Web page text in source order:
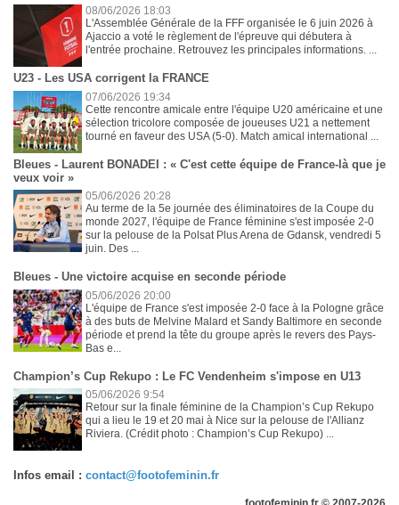
08/06/2026 18:03
L'Assemblée Générale de la FFF organisée le 6 juin 2026 à
Ajaccio a voté le règlement de l'épreuve qui débutera à
l'entrée prochaine. Retrouvez les principales informations. ...
U23 - Les USA corrigent la FRANCE
07/06/2026 19:34
Cette rencontre amicale entre l'équipe U20 américaine et une
sélection tricolore composée de joueuses U21 a nettement
tourné en faveur des USA (5-0). Match amical international ...
Bleues - Laurent BONADEI : « C'est cette équipe de France-là que je
veux voir »
05/06/2026 20:28
Au terme de la 5e journée des éliminatoires de la Coupe du
monde 2027, l'équipe de France féminine s'est imposée 2-0
sur la pelouse de la Polsat Plus Arena de Gdansk, vendredi 5
juin. Des ...
Bleues - Une victoire acquise en seconde période
05/06/2026 20:00
L'équipe de France s'est imposée 2-0 face à la Pologne grâce
à des buts de Melvine Malard et Sandy Baltimore en seconde
période et prend la tête du groupe après le revers des Pays-
Bas e...
Champion’s Cup Rekupo : Le FC Vendenheim s'impose en U13
05/06/2026 9:54
Retour sur la finale féminine de la Champion’s Cup Rekupo
qui a lieu le 19 et 20 mai à Nice sur la pelouse de l'Allianz
Riviera. (Crédit photo : Champion’s Cup Rekupo) ...
Infos email : contact@footofeminin.fr